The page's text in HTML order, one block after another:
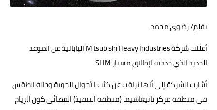
الصحه والجمال
مقالات
بقلم/ رضوى محمد
أعلنت شركة Mitsubishi Heavy Industries اليابانية عن الموعد
الجديد الذي حددته لإطلاق مسبار SLIM
أشارت الشركة إلى أنها تراقب عن كثب الأحوال الجوية وحالة الطقس
في منطقة مركز تانيغاشيما (منطقة التنفيذ) الفضائي كون الرياح